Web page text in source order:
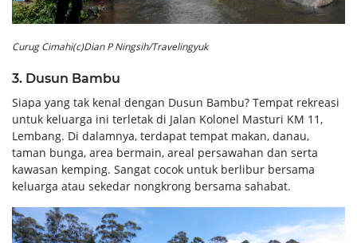
Curug Cimahi(c)Dian P Ningsih/Travelingyuk
3. Dusun Bambu
Siapa yang tak kenal dengan Dusun Bambu? Tempat rekreasi
untuk keluarga ini terletak di Jalan Kolonel Masturi KM 11,
Lembang. Di dalamnya, terdapat tempat makan, danau,
taman bunga, area bermain, areal persawahan dan serta
kawasan kemping. Sangat cocok untuk berlibur bersama
keluarga atau sekedar nongkrong bersama sahabat.